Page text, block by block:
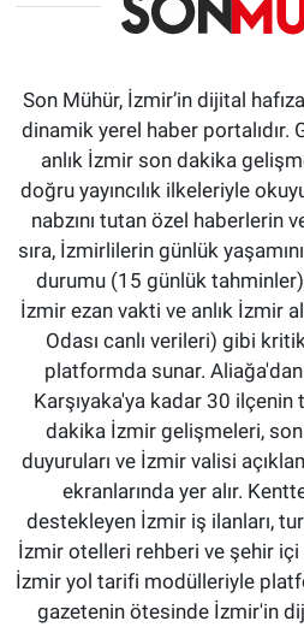
Son Mühür, İzmir’in dijital
dinamik yerel haber portalıdır.
anlık İzmir son dakika
doğru yayıncılık ilkeleriyle
nabzını tutan özel haberlerin
sıra, İzmirlilerin günlük
durumu (15 günlük
İzmir ezan vakti ve anlık İzmir
Odası canlı verileri) gibi
platformda sunar.
Karşıyaka'ya kadar 30 ilçenin
dakika İzmir gelişmeleri,
duyuruları ve İzmir valisi
ekranlarında yer alır.
destekleyen İzmir iş ilanları,
İzmir otelleri rehberi ve şehir
İzmir yol tarifi modülleriyle
gazetenin ötesinde İzmir'in